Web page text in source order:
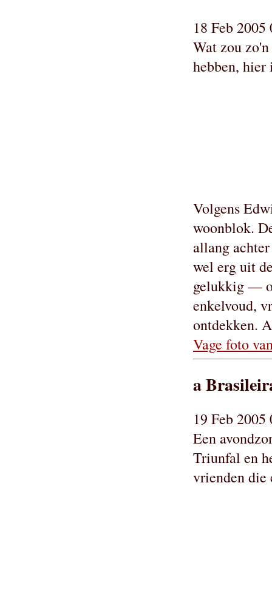
18 Feb 2005
Wat zou
hebben,
Volgens
woonblok.
allang
wel erg uit
gelukkig —
enkelvoud,
ontdekken.
Vage foto
a
19 Feb 2005
Een
Triunfal en
vrienden die